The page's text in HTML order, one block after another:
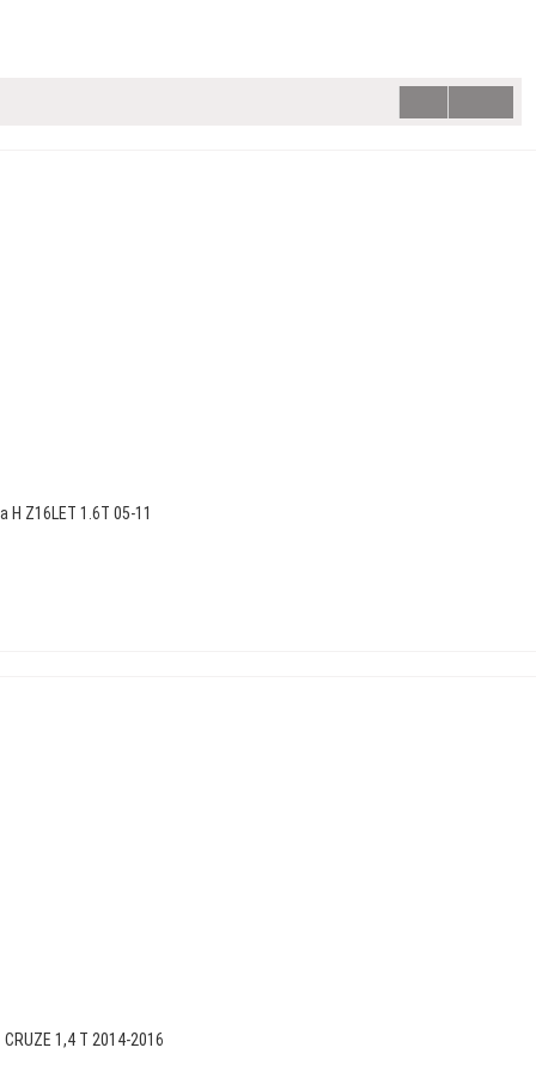
H Z16LET 1.6T 05-11
CRUZE 1,4 T 2014-2016